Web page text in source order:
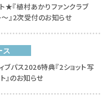
★『植村あかりファンクラブ
』2次受付のお知らせ
ス
ブパス2026特典『2ショット写
』のお知らせ